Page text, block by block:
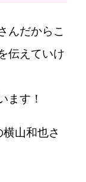
んだからこ
伝えていけ
ます！
山和也さ